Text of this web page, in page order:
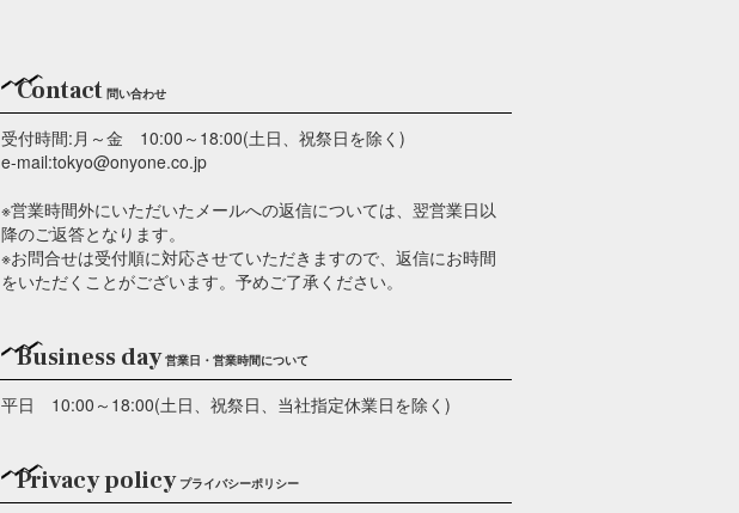
Contact 問い合わせ
受付時間:月～金 10:00～18:00(土日、祝祭日を除く)
e-mail:tokyo@onyone.co.jp
※営業時間外にいただいたメールへの返信については、翌営業日以
降のご返答となります。
※お問合せは受付順に対応させていただきますので、返信にお時間
をいただくことがございます。予めご了承ください。
Business day 営業日・営業時間について
平日 10:00～18:00(土日、祝祭日、当社指定休業日を除く)
Privacy policy プライバシーポリシー